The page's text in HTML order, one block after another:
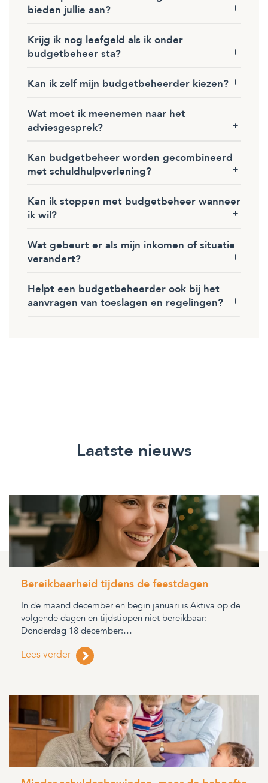
bieden jullie aan?
Krijg ik nog leefgeld als ik onder
budgetbeheer sta?
Kan ik zelf mijn budgetbeheerder kiezen?
Wat moet ik meenemen naar het
adviesgesprek?
Kan budgetbeheer worden gecombineerd
met schuldhulpverlening?
Kan ik stoppen met budgetbeheer wanneer
ik wil?
Wat gebeurt er als mijn inkomen of situatie
verandert?
Helpt een budgetbeheerder ook bij het
aanvragen van toeslagen en regelingen?
Laatste nieuws
Bereikbaarheid tijdens de feestdagen
In de maand december en begin januari is Aktiva op de
volgende dagen en tijdstippen niet bereikbaar:
Donderdag 18 december:…
Lees verder